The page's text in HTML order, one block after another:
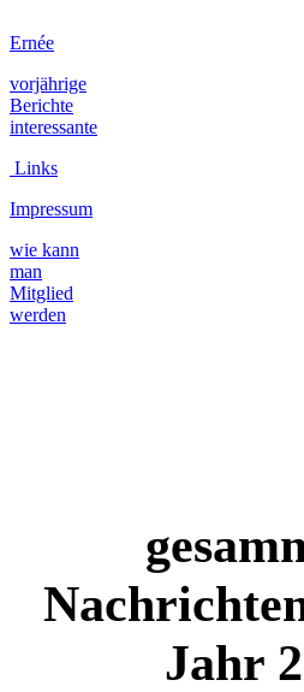
Ernée
vorjährige
Berichte
interessante
Links
Impressum
wie kann
man
Mitglied
werden
Jahr